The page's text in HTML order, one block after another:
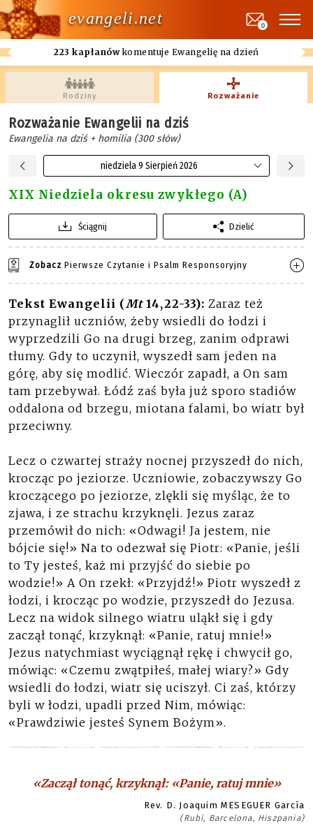
evangeli.net
223 kapłanówkomentuje Ewangelię na dzień
0
Rodziny Rozważanie
Rozważanie Ewangelii na dziś
Ewangelia na dziś + homilia (300 słów)
niedziela 9 Sierpień 2026
XIX Niedziela okresu zwykłego (A)
Ściągnij Dzielić
Zobacz Pierwsze Czytanie i Psalm Responsoryjny
Tekst Ewangelii (Mt14,22-33): Zaraz też
przynaglił uczniów, żeby wsiedli do łodzi i
wyprzedzili Go na drugi brzeg, zanim odprawi
tłumy. Gdy to uczynił, wyszedł sam jeden na
górę, aby się modlić. Wieczór zapadł, a On sam
tam przebywał. Łódź zaś była już sporo stadiów
oddalona od brzegu, miotana falami, bo wiatr był
przeciwny.
Lecz o czwartej straży nocnej przyszedł do nich,
krocząc po jeziorze. Uczniowie, zobaczywszy Go
kroczącego po jeziorze, zlękli się myśląc, że to
zjawa, i ze strachu krzyknęli. Jezus zaraz
przemówił do nich: «Odwagi! Ja jestem, nie
bójcie się!» Na to odezwał się Piotr: «Panie, jeśli
to Ty jesteś, każ mi przyjść do siebie po
wodzie!» A On rzekł: «Przyjdź!» Piotr wyszedł z
łodzi, i krocząc po wodzie, przyszedł do Jezusa.
Lecz na widok silnego wiatru uląkł się i gdy
zaczął tonąć, krzyknął: «Panie, ratuj mnie!»
Jezus natychmiast wyciągnął rękę i chwycił go,
mówiąc: «Czemu zwątpiłeś, małej wiary?» Gdy
wsiedli do łodzi, wiatr się uciszył. Ci zaś, którzy
byli w łodzi, upadli przed Nim, mówiąc:
«Prawdziwie jesteś Synem Bożym».
«Zaczął tonąć, krzyknął: «Panie, ratuj mnie»
Rev. D. Joaquim MESEGUER García
(Rubí, Barcelona, Hiszpania)